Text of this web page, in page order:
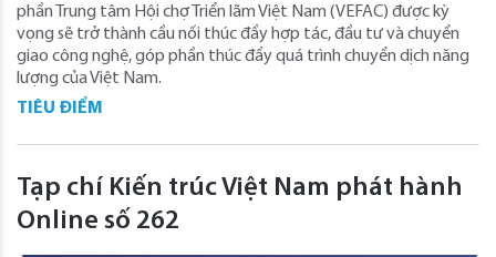
phần Trung tâm Hội chợ Triển lãm Việt Nam (VEFAC) được kỳ
vọng sẽ trở thành cầu nối thúc đẩy hợp tác, đầu tư và chuyển
giao công nghệ, góp phần thúc đẩy quá trình chuyển dịch năng
lượng của Việt Nam.
TIÊU ĐIỂM
Tạp chí Kiến trúc Việt Nam phát hành
Online số 262